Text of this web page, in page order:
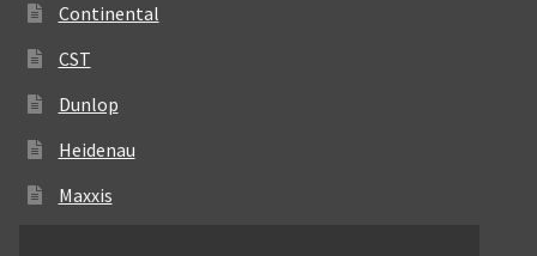
Continental
CST
Dunlop
Heidenau
Maxxis